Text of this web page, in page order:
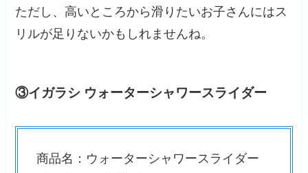
ただし、高いところから滑りたいお子さんにはス
リルが足りないかもしれませんね。
③イガラシ ウォーターシャワースライダー
商品名：ウォーターシャワースライダー